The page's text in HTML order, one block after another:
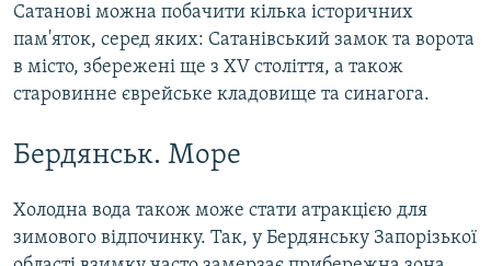
Сатанові можна побачити кілька історичних
пам'яток, серед яких: Сатанівський замок та ворота
в місто, збережені ще з XV століття, а також
старовинне єврейське кладовище та синагога.
Бердянськ. Море
Холодна вода також може стати атракцією для
зимового відпочинку. Так, у Бердянську Запорізької